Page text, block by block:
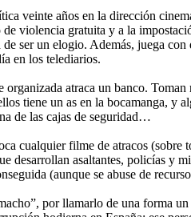
veinte años en la dirección
violencia gratuita y a la
ser un elogio. Además, juega
en los telediarios.
atraca un banco.
tiene un as en la bocamanga, y
de las cajas de seguridad…
cualquier filme de atracos (sobre
desarrollan asaltantes, policías y
(aunque se abuse de
por llamarlo de una forma